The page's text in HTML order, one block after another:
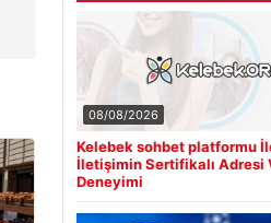
08/08/2026
Kelebek sohbet platformu
İletişimin Sertifikalı Adresi
Deneyimi